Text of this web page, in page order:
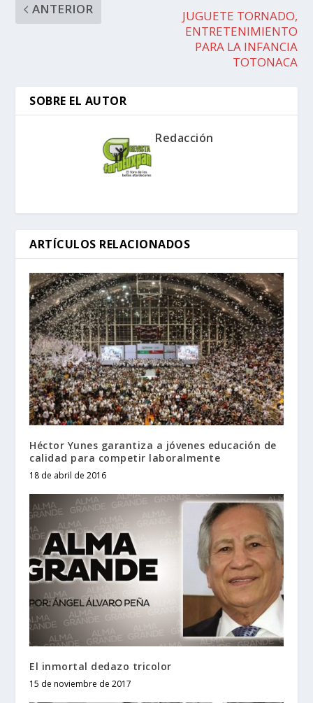
ANTERIOR
JUGUETE TORNADO,
ENTRETENIMIENTO
PARA LA INFANCIA
TOTONACA
SOBRE EL AUTOR
Redacción
ARTÍCULOS RELACIONADOS
Héctor Yunes garantiza a jóvenes educación de
calidad para competir laboralmente
18 de abril de 2016
El inmortal dedazo tricolor
15 de noviembre de 2017